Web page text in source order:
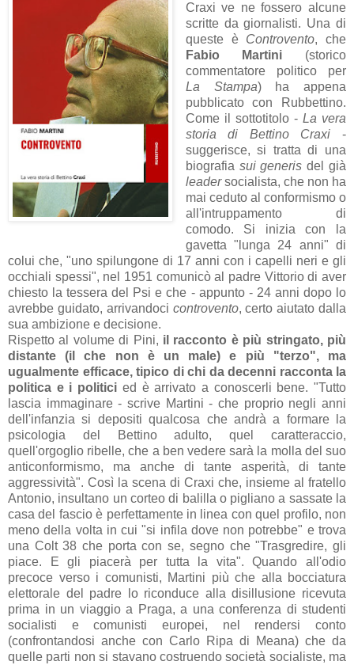
Craxi ve ne fossero alcune
scritte da giornalisti. Una di
queste è Controvento, che
Fabio Martini (storico
commentatore politico per
La Stampa) ha appena
pubblicato con Rubbettino.
Come il sottotitolo - La vera
storia di Bettino Craxi -
suggerisce, si tratta di una
biografia sui generisdel già
leadersocialista, che non ha
mai ceduto al conformismo o
all'intruppamento di
comodo. Si inizia con la
gavetta "lunga 24 anni" di
colui che, "uno spilungone di 17 anni con i capelli neri e gli
occhiali spessi", nel 1951 comunicò al padre Vittorio di aver
chiesto la tessera del Psi e che - appunto - 24 anni dopo lo
avrebbe guidato, arrivandoci controvento, certo aiutato dalla
sua ambizione e decisione.
Rispetto al volume di Pini, il racconto è più stringato, più
distante (il che non è un male) e più "terzo", ma
ugualmente efficace, tipico di chi da decenni racconta la
politica e i politici ed è arrivato a conoscerli bene. "Tutto
lascia immaginare - scrive Martini - che proprio negli anni
dell'infanzia si depositi qualcosa che andrà a formare la
psicologia del Bettino adulto, quel caratteraccio,
quell'orgoglio ribelle, che a ben vedere sarà la molla del suo
anticonformismo, ma anche di tante asperità, di tante
aggressività". Così la scena di Craxi che, insieme al fratello
Antonio, insultano un corteo di balilla o pigliano a sassate la
casa del fascio è perfettamente in linea con quel profilo, non
meno della volta in cui "si infila dove non potrebbe" e trova
una Colt 38 che porta con se, segno che "Trasgredire, gli
piace. E gli piacerà per tutta la vita". Quando all'odio
precoce verso i comunisti, Martini più che alla bocciatura
elettorale del padre lo riconduce alla disillusione ricevuta
prima in un viaggio a Praga, a una conferenza di studenti
socialisti e comunisti europei, nel rendersi conto
(confrontandosi anche con Carlo Ripa di Meana) che da
quelle parti non si stavano costruendo società socialiste, ma